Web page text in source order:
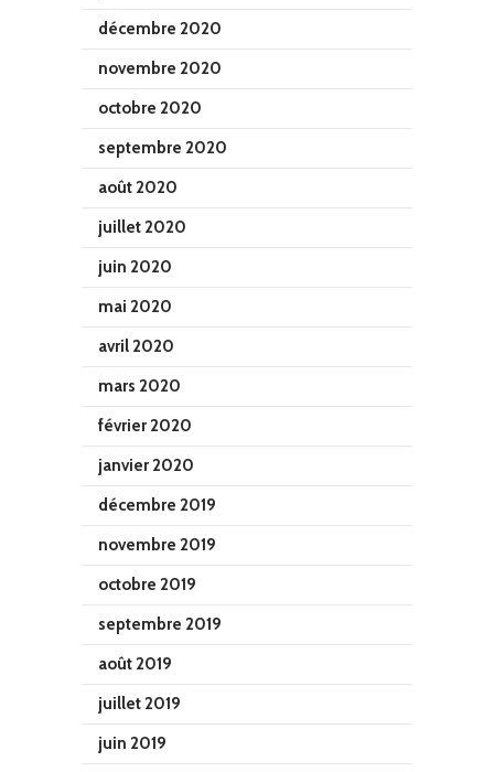
décembre 2020
novembre 2020
octobre 2020
septembre 2020
août 2020
juillet 2020
juin 2020
mai 2020
avril 2020
mars 2020
février 2020
janvier 2020
décembre 2019
novembre 2019
octobre 2019
septembre 2019
août 2019
juillet 2019
juin 2019